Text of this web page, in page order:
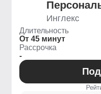
Инглекс
Длительность
От 45 минут
Рассрочка
-